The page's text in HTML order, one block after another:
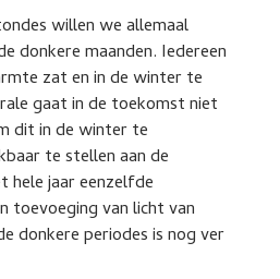
willen we allemaal
donkere maanden. Iedereen
zat en in de winter te
gaat in de toekomst niet
dit in de winter te
te stellen aan de
hele jaar eenzelfde
toevoeging van licht van
donkere periodes is nog ver